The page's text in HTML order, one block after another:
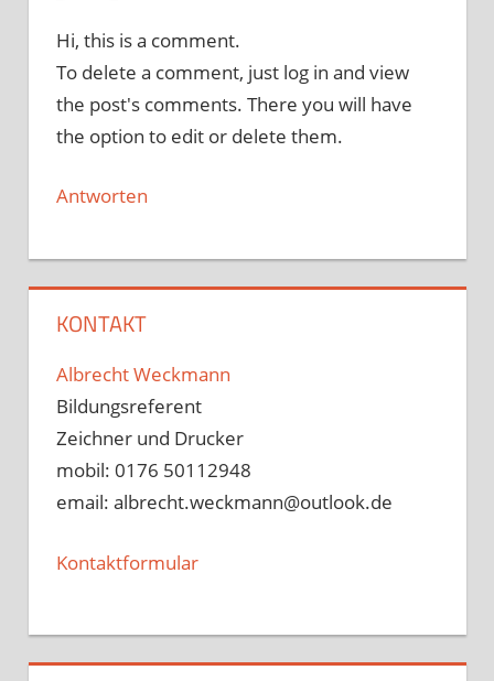
Hi, this is a comment.
To delete a comment, just log in and view
the post's comments. There you will have
the option to edit or delete them.
Antworten
KONTAKT
Albrecht Weckmann
Bildungsreferent
Zeichner und Drucker
mobil: 0176 50112948
email: albrecht.weckmann@outlook.de
Kontaktformular